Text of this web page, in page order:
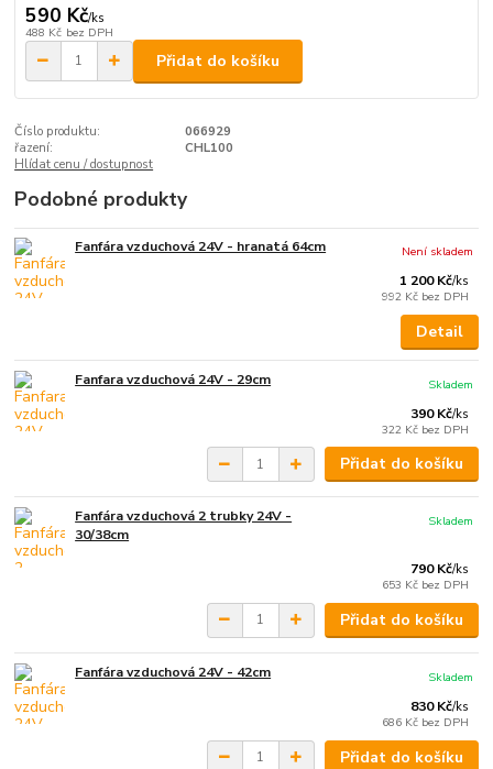
590 Kč/ks
488 Kč bez DPH
Přidat do košíku
Číslo produktu:
066929
řazení:
CHL100
Hlídat cenu / dostupnost
Podobné produkty
Fanfára vzduchová 24V - hranatá 64cm
1 200 Kč/ks
992 Kč bez DPH
Není skladem
Detail
Fanfara vzduchová 24V - 29cm
390 Kč/ks
322 Kč bez DPH
Skladem
Přidat do košíku
Fanfára vzduchová 2 trubky 24V -
30/38cm
790 Kč/ks
653 Kč bez DPH
Skladem
Přidat do košíku
Fanfára vzduchová 24V - 42cm
830 Kč/ks
686 Kč bez DPH
Skladem
Přidat do košíku